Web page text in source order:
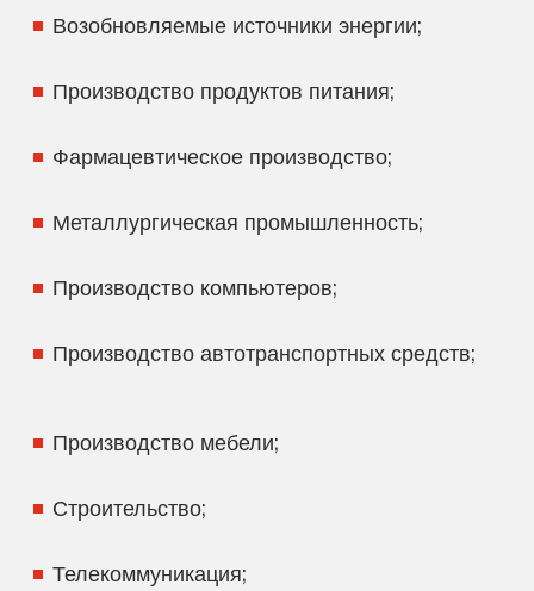
Возобновляемые источники энергии;
Производство продуктов питания;
Фармацевтическое производство;
Металлургическая промышленность;
Производство компьютеров;
Производство автотранспортных средств;
Производство мебели;
Строительство;
Телекоммуникация;